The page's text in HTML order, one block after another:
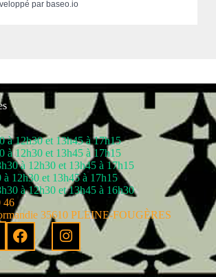
par baseo.io
à 12h30 et 13h45 à 17h15
à 12h30 et 13h45 à 17h15
à 12h30 et 13h45 à 17h15
à 12h30 et 13h45 à 17h15
à 12h30 et 13h45 à 16h30
46
35610 PLEINE-FOUGÈRES